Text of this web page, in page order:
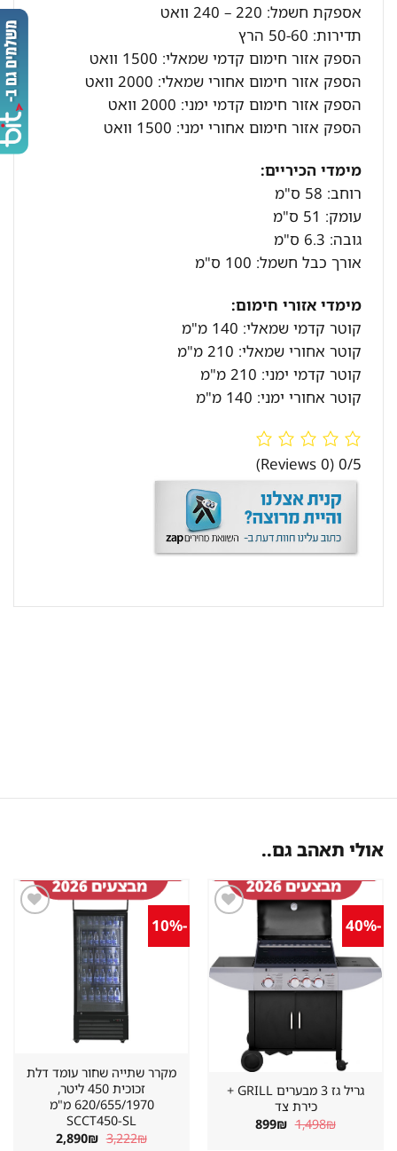
אספקת חשמל: 220 – 240 וואט
תדירות: 50-60 הרץ
הספק אזור חימום קדמי שמאלי: 1500 וואט
הספק אזור חימום אחורי שמאלי: 2000 וואט
הספק אזור חימום קדמי ימני: 2000 וואט
הספק אזור חימום אחורי ימני: 1500 וואט
מימדי הכיריים:
רוחב: 58 ס"מ
עומק: 51 ס"מ
גובה: 6.3 ס"מ
אורך כבל חשמל: 100 ס"מ
מימדי אזורי חימום:
קוטר קדמי שמאלי: 140 מ"מ
קוטר אחורי שמאלי: 210 מ"מ
קוטר קדמי ימני: 210 מ"מ
קוטר אחורי ימני: 140 מ"מ
0/5
(0 Reviews)
אולי תאהב גם..
במועדפים
גריל גז 3 מבערים GRILL +
כירת צד
1,498₪ המחיר
המקורי
899₪ המחיר
הנוכחי
מקרר שתייה שחור עומד דלת
זכוכית 450 ליטר,
620/655/1970 מ"מ
SCCT450-SL
3,222₪ המחיר
2,890₪ המחיר